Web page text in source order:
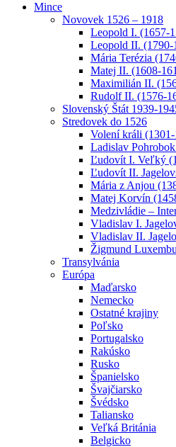
Mince
Novovek 1526 – 1918
Leopold I. (1657-
Leopold II. (1790-
Mária Terézia
Matej II. (1608-
Maximilián II.
Rudolf II. (1576-
Slovenský Štát 1939-
Stredovek do 1526
Volení králi
Ladislav
Ľudovít I. Veľký
Ľudovít II.
Mária z Anjou
Matej Korvín
Medzivládie –
Vladislav I.
Vladislav II.
Žigmund
Transylvánia
Európa
Maďarsko
Nemecko
Ostatné krajiny
Poľsko
Portugalsko
Rakúsko
Rusko
Španielsko
Švajčiarsko
Švédsko
Taliansko
Veľká Británia
Belgicko